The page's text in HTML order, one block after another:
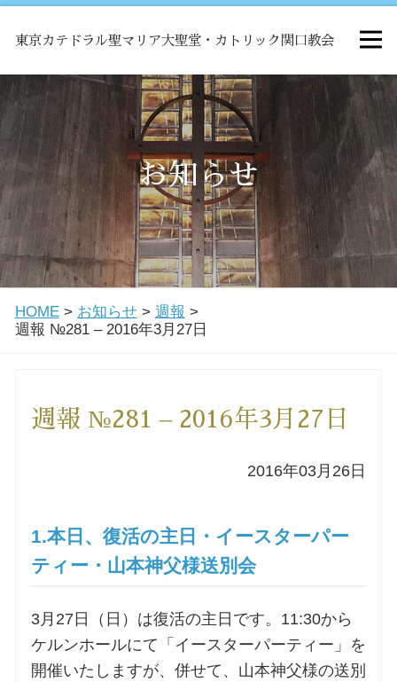
東京カテドラル聖マリア大聖堂・カトリック関口教会
HOME
ミサ
お知らせ
関口教会について
教会学校・中高生会
洗礼を希望される方
小池神父の講座
シスター中島の講座
お知らせ
HOME> お知らせ> 週報 >
週報 №281 – 2016年3月27日
週報 №281 – 2016年3月27日
2016年03月26日
1.本日、復活の主日・イースターパー
ティー・山本神父様送別会
3月27日（日）は復活の主日です。11:30から
ケルンホールにて「イースターパーティー」を
開催いたしますが、併せて、山本神父様の送別